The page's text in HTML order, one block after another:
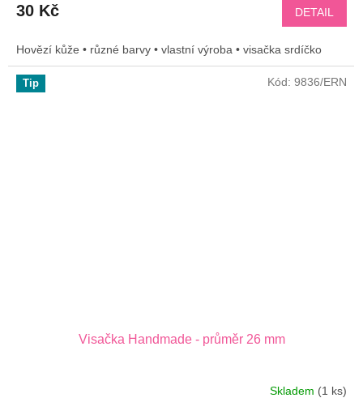
30 Kč DETAIL
Hovězí kůže • různé barvy • vlastní výroba • visačka srdíčko
Tip
Visačka Handmade - průměr 26 mm
Skladem (1 ks)
Kód: 9836/ERN